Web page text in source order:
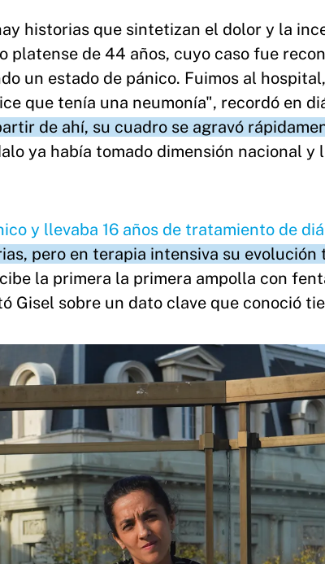
historias que sintetizan el dolor y la
platense de 44 años, cuyo caso fue
un estado de pánico. Fuimos al
que tenía una neumonía", recordó en
de ahí, su cuadro se agravó
ya había tomado dimensión nacional y
y llevaba 16 años de tratamiento de
pero en terapia intensiva su evolución
la primera la primera ampolla con
Gisel sobre un dato clave que conoció